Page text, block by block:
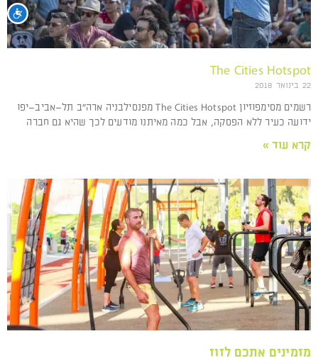
הָאֲתָר.
The Cities Hotspot
22 בינואר 2018
רשמים מסימפוזיון The Cities Hotspot מפנסילבניה ארה"ב תל–אביב–יפו
ידועה כעיר ללא הפסקה, אבל כמה מאיתנו מודעים לכך שהיא גם חברה
קרא עוד »
מזמינים אתכם לזוז